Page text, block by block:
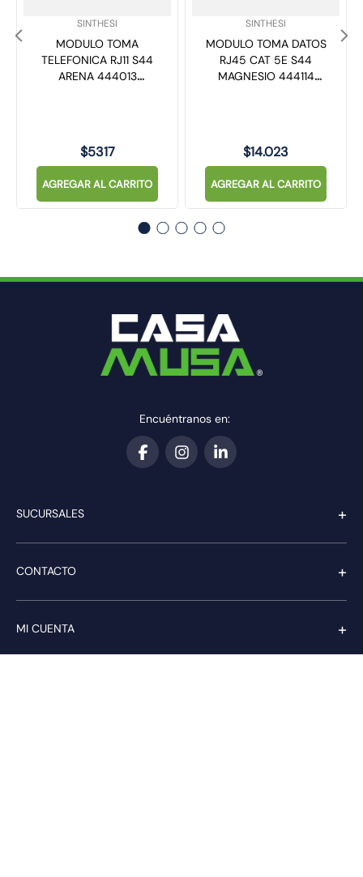
SINTHESI
MODULO TOMA
TELEFONICA RJ11 S44
ARENA 444013
$5317
AGREGAR AL CARRITO
SINTHESI
MODULO TOMA DATOS
RJ45 CAT 5E S44
MAGNESIO 444114
$14.023
AGREGAR AL CARRITO
Encuéntranos en:
SUCURSALES +
CONTACTO +
MI CUENTA +